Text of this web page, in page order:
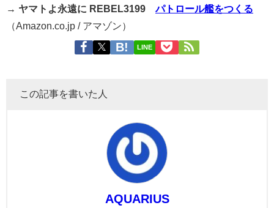
→ ヤマトよ永遠に REBEL3199
パトロール艦をつくる
（Amazon.co.jp / アマゾン）
LINE
この記事を書いた人
AQUARIUS